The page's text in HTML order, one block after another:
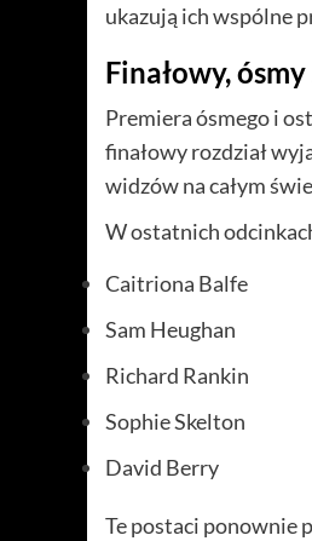
ukazują ich wspólne
Finałowy,
Premiera ósmego i
finałowy rozdział
widzów na całym
W ostatnich
Caitriona Balfe
Sam Heughan
Richard Rankin
Sophie Skelton
David Berry
Te postaci ponownie